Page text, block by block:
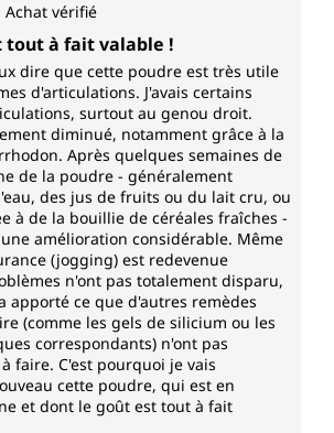
de 5 sur 5 étoiles
Achat vérifié
tout à fait valable !
dire que cette poudre est très utile
d'articulations. J'avais certains
surtout au genou droit.
diminué, notamment grâce à la
Après quelques semaines de
de la poudre - généralement
des jus de fruits ou du lait cru, ou
à de la bouillie de céréales fraîches -
amélioration considérable. Même
(jogging) est redevenue
n'ont pas totalement disparu,
apporté ce que d'autres remèdes
(comme les gels de silicium ou les
correspondants) n'ont pas
faire. C'est pourquoi je vais
cette poudre, qui est en
et dont le goût est tout à fait